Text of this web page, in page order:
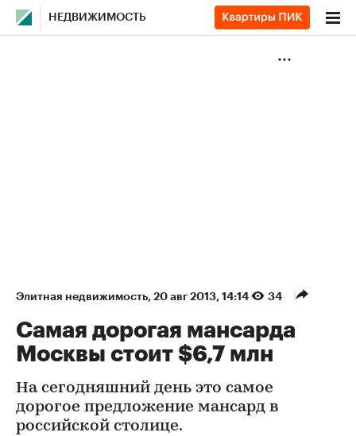
НЕДВИЖИМОСТЬ
Элитная недвижимость⁠, 20 авг 2013, 14:14 34
Самая дорогая мансарда
Москвы стоит $6,7 млн
На сегодняшний день это самое
дорогое предложение мансард в
российской столице.